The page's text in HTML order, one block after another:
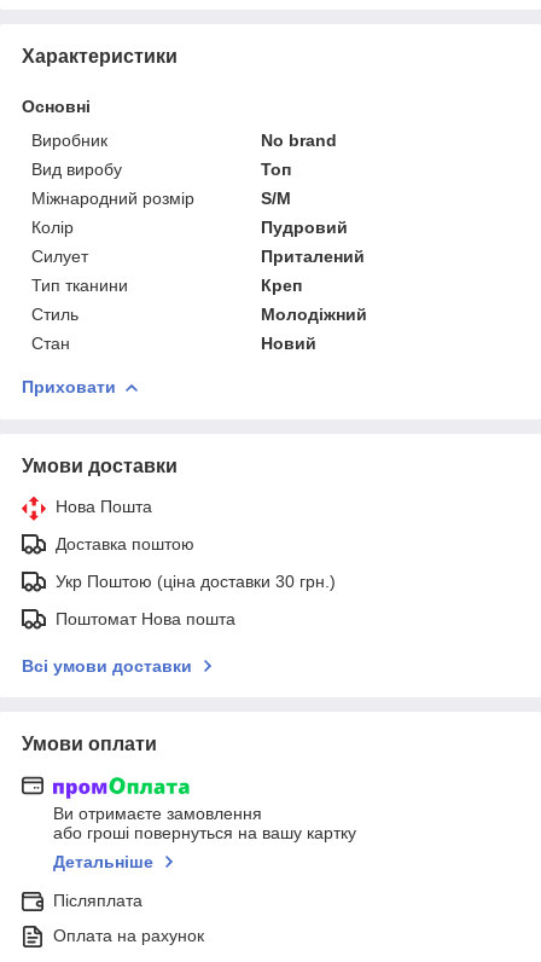
Характеристики
Основні
Виробник
No brand
Вид виробу
Топ
Міжнародний розмір
S/M
Колір
Пудровий
Силует
Приталений
Тип тканини
Креп
Стиль
Молодіжний
Стан
Новий
Приховати
Умови доставки
Нова Пошта
Доставка поштою
Укр Поштою (ціна доставки 30 грн.)
Поштомат Нова пошта
Всі умови доставки
Умови оплати
Ви отримаєте замовлення
або гроші повернуться на вашу картку
Детальніше
Післяплата
Оплата на рахунок